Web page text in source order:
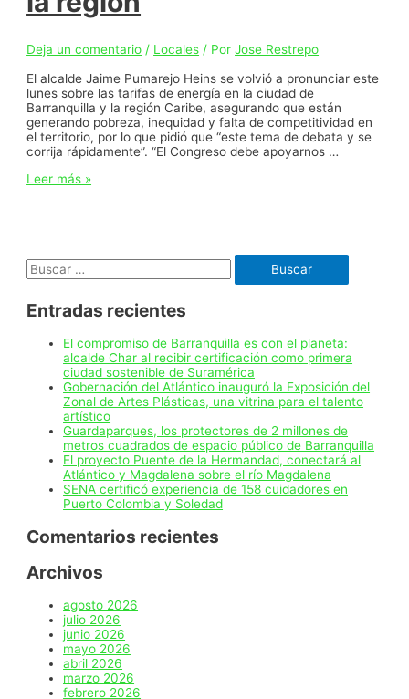
Deja un comentario / Locales / PorJose Restrepo
El alcalde Jaime Pumarejo Heins se volvió a pronunciar este
lunes sobre las tarifas de energía en la ciudad de
Barranquilla y la región Caribe, asegurando que están
generando pobreza, inequidad y falta de competitividad en
el territorio, por lo que pidió que “este tema de debata y se
corrija rápidamente”. “El Congreso debe apoyarnos …
“Merecemos
de
energía
el
compartido
nacional”:
alcalde
Pumarejo
tarifas
Leer más »
Buscar:
Entradas recientes
El compromiso de Barranquilla es con el planeta:
alcalde Char al recibir certificación como primera
ciudad sostenible de Suramérica
Gobernación del Atlántico inauguró la Exposición del
Zonal de Artes Plásticas, una vitrina para el talento
artístico
Guardaparques, los protectores de 2 millones de
metros cuadrados de espacio público de Barranquilla
El proyecto Puente de la Hermandad, conectará al
Atlántico y Magdalena sobre el río Magdalena
SENA certificó experiencia de 158 cuidadores en
Puerto Colombia y Soledad
Comentarios recientes
Archivos
agosto 2026
julio 2026
junio 2026
mayo 2026
abril 2026
marzo 2026
febrero 2026